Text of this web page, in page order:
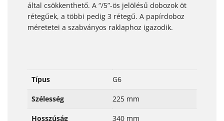
által csökkenthető. A “/5”-ös jelölésű dobozok öt
rétegűek, a többi pedig 3 rétegű. A papírdoboz
méretetei a szabványos raklaphoz igazodik.
Típus G6
Szélesség 225 mm
Hosszúság 340 mm